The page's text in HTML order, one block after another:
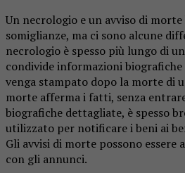
Un necrologio e un avviso di
somiglianze, ma ci sono alcune
necrologio è spesso più lungo di
condivide informazioni biografiche
venga stampato dopo la morte di
morte afferma i fatti, senza
biografiche dettagliate, è spesso
utilizzato per notificare i beni ai
Gli avvisi di morte possono
con gli annunci.